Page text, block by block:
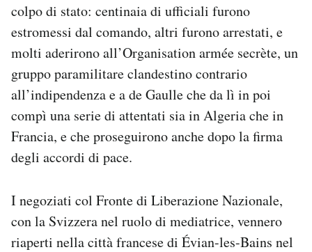
colpo di stato: centinaia di ufficiali furono
estromessi dal comando, altri furono arrestati, e
molti aderirono all’Organisation armée secrète, un
gruppo paramilitare clandestino contrario
all’indipendenza e a de Gaulle che da lì in poi
compì una serie di attentati sia in Algeria che in
Francia, e che proseguirono anche dopo la firma
degli accordi di pace.
I negoziati col Fronte di Liberazione Nazionale,
con la Svizzera nel ruolo di mediatrice, vennero
riaperti nella città francese di Évian-les-Bains nel